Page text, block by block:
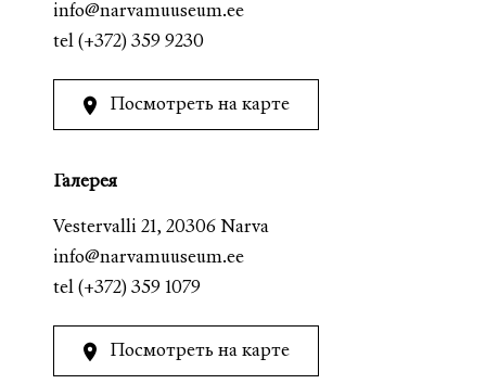
info@narvamuuseum.ee
tel(+372) 359 9230
Посмотреть на карте
Галерея
Vestervalli 21, 20306 Narva
info@narvamuuseum.ee
tel(+372) 359 1079
Посмотреть на карте